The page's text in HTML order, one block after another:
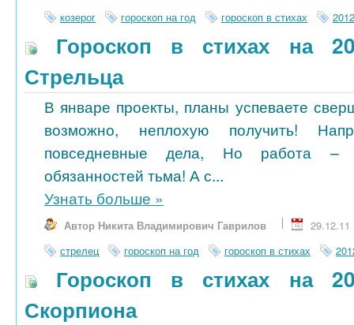
козерог
гороскоп на год гороскоп в стихах 2012
Гороскоп в стихах на
Стрельца
В январе проекты, планы успеваете
возможно, неплохую получить!
повседневные дела, Но работа –
обязанностей тьма! А с...
Узнать больше »
Автор Никита Владимирович Гаврилов
29.12.11
стрелец
гороскоп на год гороскоп в стихах
Гороскоп в стихах на
Скорпиона